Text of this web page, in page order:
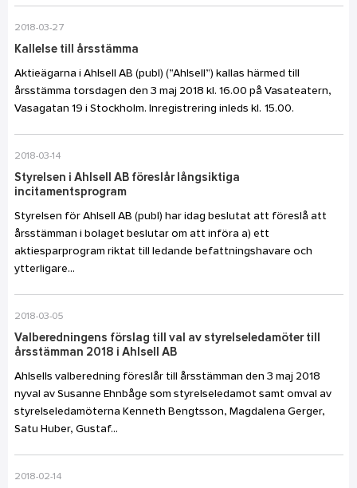
2018-03-27
Kallelse till årsstämma
Aktieägarna i Ahlsell AB (publ) (”Ahlsell”) kallas härmed till
årsstämma torsdagen den 3 maj 2018 kl. 16.00 på Vasateatern,
Vasagatan 19 i Stockholm. Inregistrering inleds kl. 15.00.
2018-03-14
Styrelsen i Ahlsell AB föreslår långsiktiga
incitamentsprogram
Styrelsen för Ahlsell AB (publ) har idag beslutat att föreslå att
årsstämman i bolaget beslutar om att införa a) ett
aktiesparprogram riktat till ledande befattningshavare och
ytterligare...
2018-03-05
Valberedningens förslag till val av styrelseledamöter till
årsstämman 2018 i Ahlsell AB
Ahlsells valberedning föreslår till årsstämman den 3 maj 2018
nyval av Susanne Ehnbåge som styrelseledamot samt omval av
styrelseledamöterna Kenneth Bengtsson, Magdalena Gerger,
Satu Huber, Gustaf...
2018-02-14